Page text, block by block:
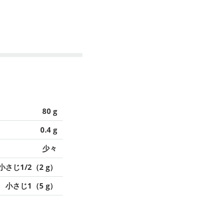
80 g
0.4 g
少々
さじ1/2（2 g）
小さじ1（5 g）